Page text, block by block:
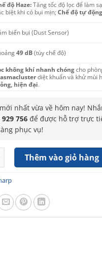
độ Haze:Tăng tốc độ lọc để làm
biệt khi có bụi mịn;Chế độ tự động
biến bụi (Dust Sensor)
49 dB(tùy chế độ)
không khí nhanh chóngcho
diệt khuẩn và khử mùi
hiện đại.
nhất vừa về hôm nay!
929 756để được hỗ trợ trực
phục vụ!
khí Sharp FP-S40V số lượng
Thêm vào giỏ hàng